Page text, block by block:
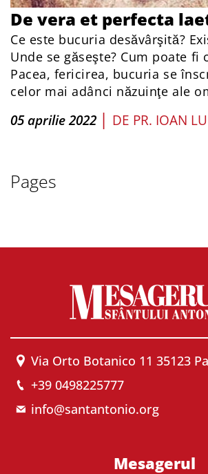
De vera et perfecta
Ce este bucuria desăvârşită?
Unde se găseşte? Cum poate fi
Pacea, fericirea, bucuria se
celor mai adânci năzuinţe ale
05 aprilie 2022 | DE PR. IOAN
Pages
Via Orto Botanico 11 35123
+39 0498225777
info@santantonio.org
Mesagerul